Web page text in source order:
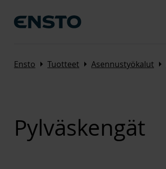
Ensto Arrow_right Tuotteet Arrow_right Asennustyökalut Arrow_right
Pylväskengät